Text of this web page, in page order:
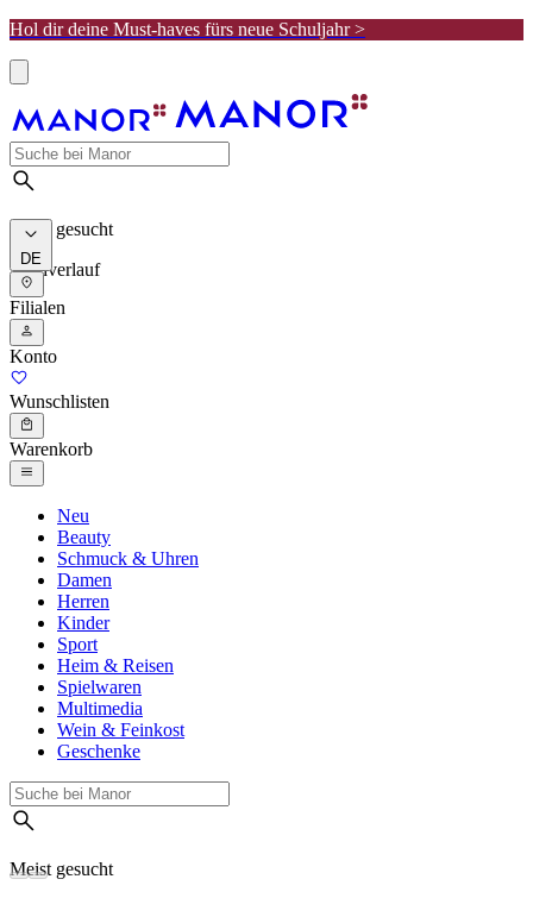
Hol dir deine Must-haves fürs neue Schuljahr >
Meist gesucht
Suchverlauf
DE
Filialen
Konto
Wunschlisten
Warenkorb
Neu
Beauty
Schmuck & Uhren
Damen
Herren
Kinder
Sport
Heim & Reisen
Spielwaren
Multimedia
Wein & Feinkost
Geschenke
Meist gesucht